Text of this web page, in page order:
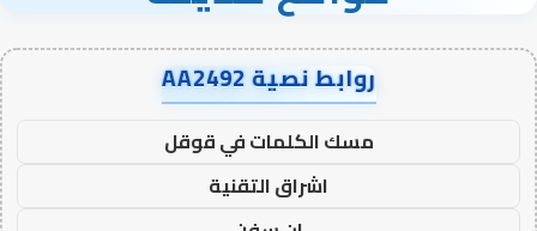
روابط نصية AA2492
مسك الكلمات في قوقل
اشراق التقنية